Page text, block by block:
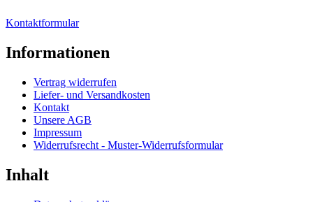
Kontaktformular
Informationen
Vertrag widerrufen
Liefer- und Versandkosten
Kontakt
Unsere AGB
Impressum
Widerrufsrecht - Muster-Widerrufsformular
Inhalt